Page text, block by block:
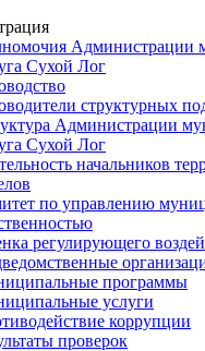
Администрации
Сухой Лог
структурных
Администрации
Сухой Лог
начальников
по управлению
регулирующего
программы
услуги
коррупции
проверок